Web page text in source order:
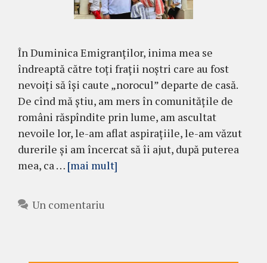
În Duminica Emigranților, inima mea se
îndreaptă către toți frații noștri care au fost
nevoiți să își caute „norocul” departe de casă.
De cînd mă știu, am mers în comunitățile de
români răspîndite prin lume, am ascultat
nevoile lor, le-am aflat aspirațiile, le-am văzut
durerile și am încercat să îi ajut, după puterea
mea, ca … [mai mult]
Un comentariu